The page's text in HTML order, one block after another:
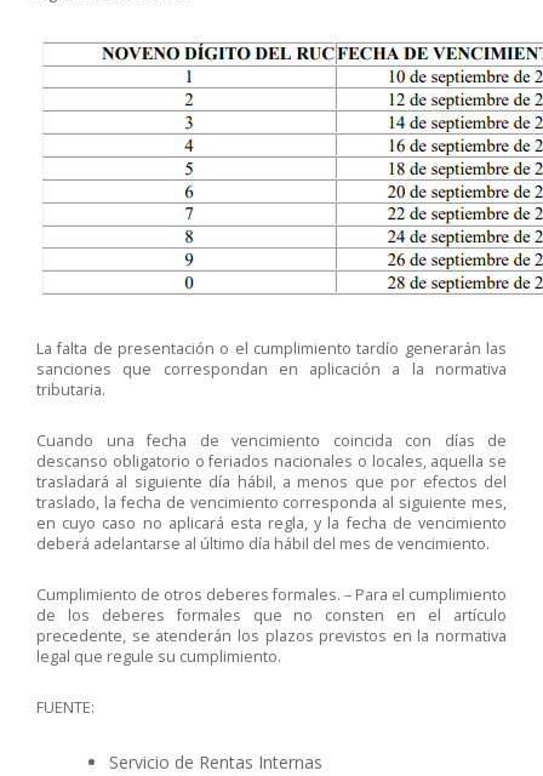
La falta de presentación o el cumplimiento tardío generarán las
sanciones que correspondan en aplicación a la normativa
tributaria.
Cuando una fecha de vencimiento coincida con días de
descanso obligatorio o feriados nacionales o locales, aquella se
trasladará al siguiente día hábil, a menos que por efectos del
traslado, la fecha de vencimiento corresponda al siguiente mes,
en cuyo caso no aplicará esta regla, y la fecha de vencimiento
deberá adelantarse al último día hábil del mes de vencimiento.
Cumplimiento de otros deberes formales. – Para el cumplimiento
de los deberes formales que no consten en el artículo
precedente, se atenderán los plazos previstos en la normativa
legal que regule su cumplimiento.
FUENTE:
Servicio de Rentas Internas